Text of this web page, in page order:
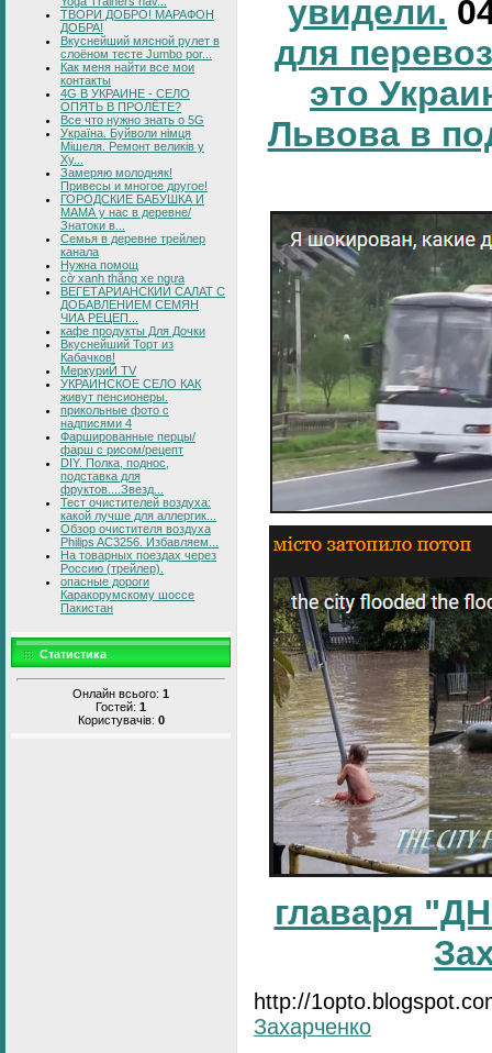
ТВОРИ ДОБРО! МАРАФОН
ДОБРА!
Вкуснейший мясной рулет в
слоёном тесте Jumbo por...
Как меня найти все мои
контакты
4G В УКРАИНЕ - СЕЛО
ОПЯТЬ В ПРОЛЁТЕ?
Все что нужно знать о 5G
Україна. Буйволи німця
Мішеля. Ремонт великів у
Ху...
Замеряю молодняк!
Привесы и многое другое!
ГОРОДСКИЕ БАБУШКА И
МАМА у нас в деревне/
Знатоки в...
Семья в деревне трейлер
канала
Нужна помощ
cờ xanh thắng xe ngựa
ВЕГЕТАРИАНСКИЙ САЛАТ С
ДОБАВЛЕНИЕМ СЕМЯН
ЧИА РЕЦЕП...
кафе продукты Для Дочки
Вкуснейший Торт из
Кабачков!
МеркуриЙ TV
УКРАИНСКОЕ СЕЛО КАК
живут пенсионеры.
прикольные фото с
надписями 4
Фаршированные перцы/
фарш с рисом/рецепт
DIY. Полка, поднос,
подставка для
фруктов....Звезд...
Тест очистителей воздуха:
какой лучше для аллергик...
Обзор очистителя воздуха
Philips AC3256. Избавляем...
На товарных поездах через
Россию (трейлер).
опасные дороги
Каракорумскому шоссе
Пакистан
Статистика
Онлайн всього: 1
Гостей: 1
Користувачів: 0
увидели.
для
это
Львова в
главаря
http://
Захарченко